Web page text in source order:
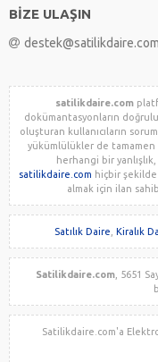
BİZE ULAŞIN
destek@satilikdaire.com
satilikdaire.com
dokümantasyonların
oluşturan kullanıcıların
yükümlülükler de tamamen
herhangi bir
satilikdaire.com hiçbir
almak için ilan
Satılık Daire Kiralık
Satilikdaire.com, 5651
Satilikdaire.com'a